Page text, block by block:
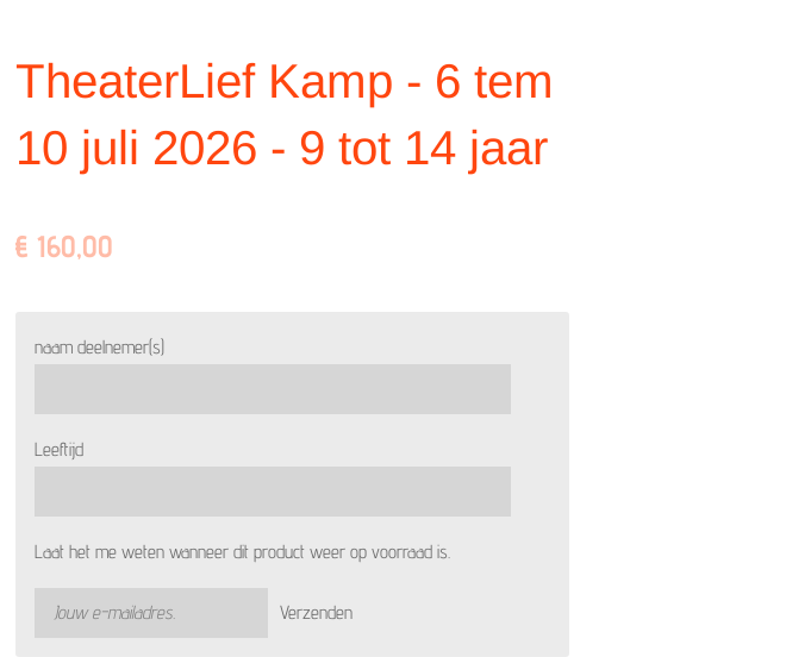
TheaterLief Kamp - 6 tem
10 juli 2026 - 9 tot 14 jaar
€ 160,00
naam deelnemer(s)
Leeftijd
Laat het me weten wanneer dit product weer op voorraad is.
Verzenden